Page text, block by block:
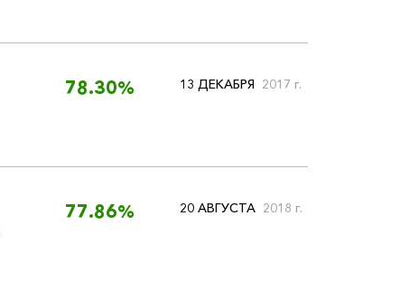
78.30% 13 ДЕКАБРЯ 2017 г.
77.86% 20 АВГУСТА 2018 г.